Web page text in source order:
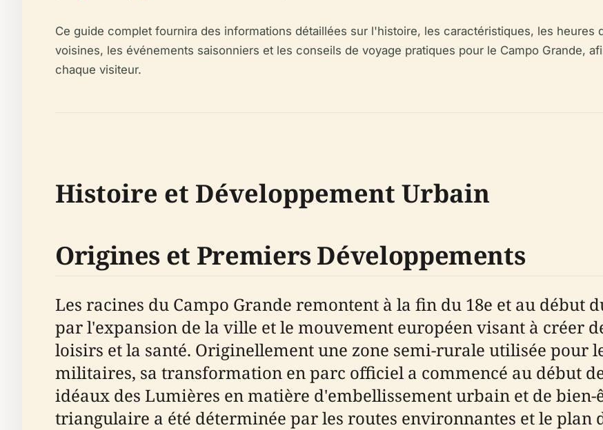
Ce guide complet fournira des informations détaillées sur l'histoire, les caractéristiques, les
voisines, les événements saisonniers et les conseils de voyage pratiques pour le Campo Grande,
chaque visiteur.
Histoire et Développement Urbain
Origines et Premiers Développements
Les racines du Campo Grande remontent à la fin du 18e et au début
par l'expansion de la ville et le mouvement européen visant à créer
loisirs et la santé. Originellement une zone semi-rurale utilisée pour
militaires, sa transformation en parc officiel a commencé au début
idéaux des Lumières en matière d'embellissement urbain et de
triangulaire a été déterminée par les routes environnantes et le plan